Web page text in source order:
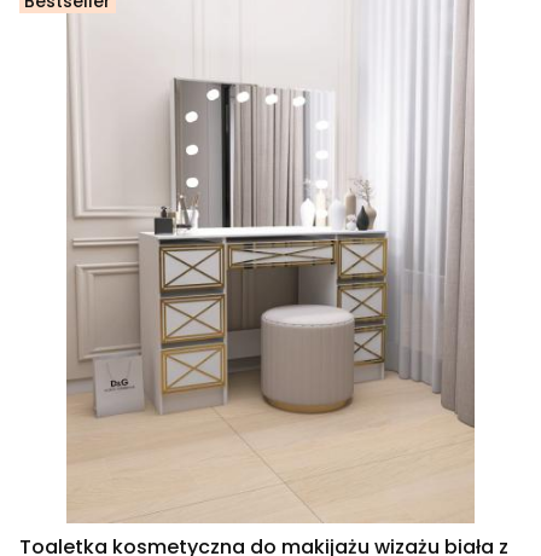
Toaletka kosmetyczna do makijażu wizażu biała z